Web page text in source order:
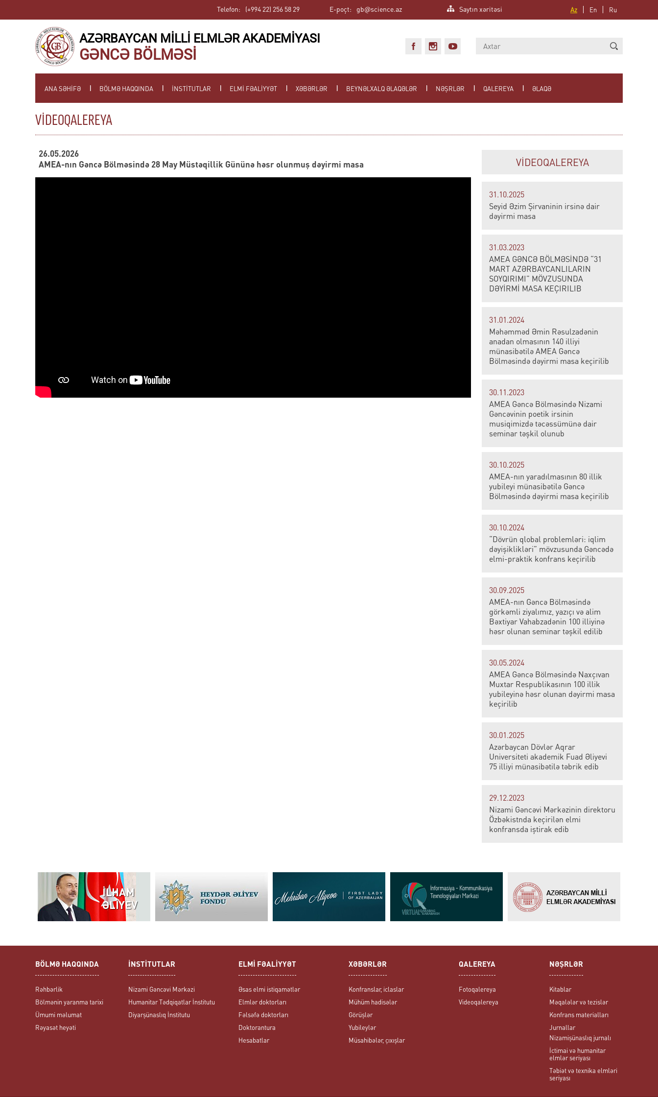
Az En Ru
Saytın xəritəsi
E-poçt: gb@science.az
Telefon: (+994 22) 256 58 29
AZƏRBAYCAN MİLLİ ELMLƏR AKADEMİYASI
GƏNCƏ BÖLMƏSİ
ANA SƏHİFƏ BÖLMƏ HAQQINDA İNSTİTUTLAR ELMİ FƏALİYYƏT XƏBƏRLƏR BEYNƏLXALQ ƏLAQƏLƏR NƏŞRLƏR QALEREYA ƏLAQƏ
VİDEOQALEREYA
26.05.2026
AMEA-nın Gəncə Bölməsində 28 May Müstəqillik Gününə həsr olunmuş dəyirmi masa
VİDEOQALEREYA
31.10.2025
Seyid Əzim Şirvaninin irsinə dair
dəyirmi masa
31.03.2023
AMEA GƏNCƏ BÖLMƏSİNDƏ “31
MART AZƏRBAYCANLILARIN
SOYQIRIMI” MÖVZUSUNDA
DƏYİRMİ MASA KEÇIRILIB
31.01.2024
Məhəmməd Əmin Rəsulzadənin
anadan olmasının 140 illiyi
münasibətilə AMEA Gəncə
Bölməsində dəyirmi masa keçirilib
30.11.2023
AMEA Gəncə Bölməsində Nizami
Gəncəvinin poetik irsinin
musiqimizdə təcəssümünə dair
seminar təşkil olunub
30.10.2025
AMEA-nın yaradılmasının 80 illik
yubileyi münasibətilə Gəncə
Bölməsində dəyirmi masa keçirilib
30.10.2024
“Dövrün qlobal problemləri: iqlim
dəyişiklikləri” mövzusunda Gəncədə
elmi-praktik konfrans keçirilib
30.09.2025
AMEA-nın Gəncə Bölməsində
görkəmli ziyalımız, yazıçı və alim
Bəxtiyar Vahabzadənin 100 illiyinə
həsr olunan seminar təşkil edilib
30.05.2024
AMEA Gəncə Bölməsində Naxçıvan
Muxtar Respublikasının 100 illik
yubileyinə həsr olunan dəyirmi masa
keçirilib
30.01.2025
Azərbaycan Dövlər Aqrar
Universiteti akademik Fuad Əliyevi
75 illiyi münasibətilə təbrik edib
29.12.2023
Nizami Gəncəvi Mərkəzinin direktoru
Özbəkistnda keçirilən elmi
konfransda iştirak edib
BÖLMƏ HAQQINDA
Rəhbərlik
Bölmənin yaranma tarixi
Ümumi məlumat
Rəyasət heyəti
İNSTİTUTLAR
Nizami Gəncəvi Mərkəzi
Humanitar Tədqiqatlar İnstitutu
Diyarşünaslıq İnstitutu
ELMİ FƏALİYYƏT
Əsas elmi istiqamətlər
Elmlər doktorları
Fəlsəfə doktorları
Doktorantura
Hesabatlar
XƏBƏRLƏR
Konfranslar, iclaslar
Mühüm hadisələr
Görüşlər
Yubileylər
Müsahibələr, çıxışlar
QALEREYA
Fotoqalereya
Videoqalereya
NƏŞRLƏR
Kitablar
Məqalələr və tezislər
Konfrans materialları
Jurnallar
Nizamişünaslıq jurnalı
İctimai və humanitar
elmlər seriyası
Təbiət və texnika elmləri
seriyası